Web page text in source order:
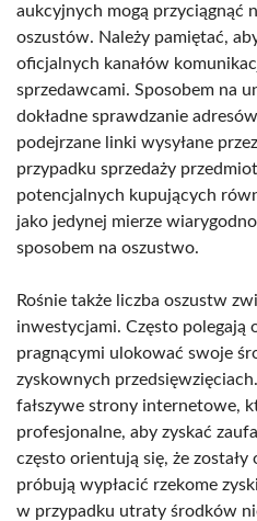
aukcyjnych mogą przyciągnąć
oszustów. Należy pamiętać,
oficjalnych kanałów
sprzedawcami. Sposobem na
dokładne sprawdzanie
podejrzane linki wysyłane
przypadku sprzedaży
potencjalnych kupujących
jako jedynej mierze
sposobem na oszustwo.
Rośnie także liczba oszustw
inwestycjami. Często polegają
pragnącymi ulokować swoje
zyskownych
fałszywe strony internetowe,
profesjonalne, aby zyskać
często orientują się, że
próbują wypłacić rzekome
w przypadku utraty środków